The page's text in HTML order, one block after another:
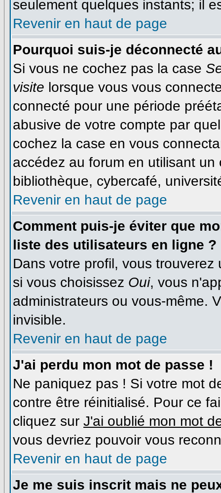
seulement quelques instants; il
Revenir en haut de page
Pourquoi suis-je déconnecté
Si vous ne cochez pas la case
visite lorsque vous vous
connecté pour une période
abusive de votre compte par
cochez la case en vous
accédez au forum en utilisant
bibliothèque, cybercafé,
Revenir en haut de page
Comment puis-je éviter que
liste des utilisateurs en ligne ?
Dans votre profil, vous
si vous choisissez Oui, vous
administrateurs ou vous-même.
invisible.
Revenir en haut de page
J'ai perdu mon mot de passe !
Ne paniquez pas ! Si votre mot
contre être réinitialisé. Pour ce
cliquez sur J'ai oublié mon mot
vous devriez pouvoir vous
Revenir en haut de page
Je me suis inscrit mais ne